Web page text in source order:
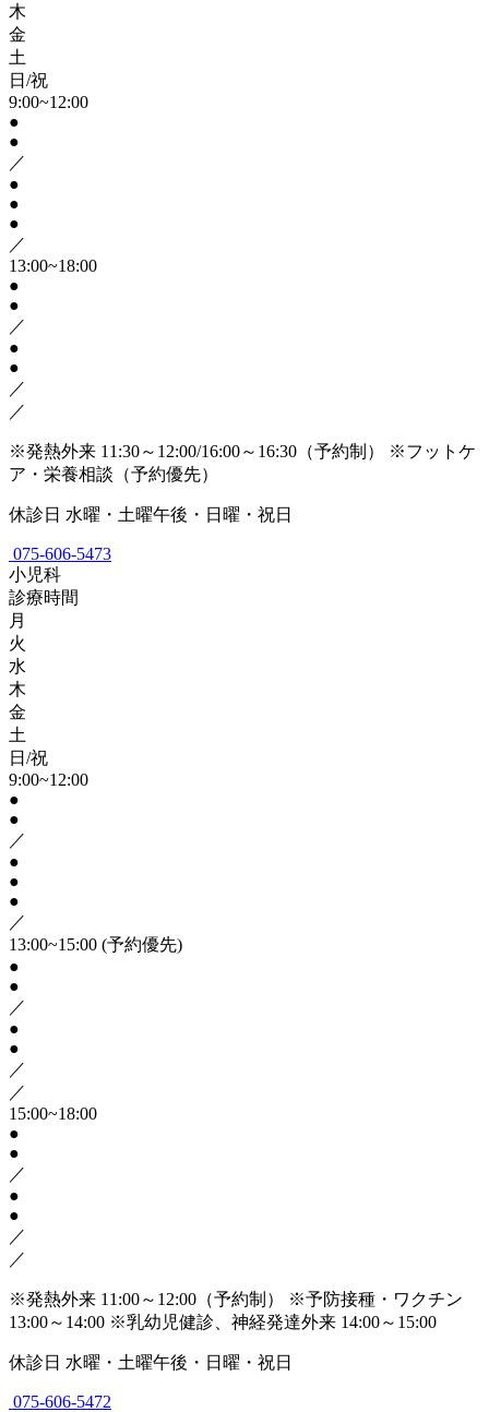
木
金
土
日/祝
9:00~12:00
●
●
／
●
●
●
／
13:00~18:00
●
●
／
●
●
／
／
※発熱外来 11:30～12:00/16:00～16:30（予約制）
※フットケ
ア・栄養相談（予約優先）
休診日 水曜・土曜午後・日曜・祝日
075-606-5473
小児科
診療時間
月
火
水
木
金
土
日/祝
9:00~12:00
●
●
／
●
●
●
／
13:00~15:00 (予約優先)
●
●
／
●
●
／
／
15:00~18:00
●
●
／
●
●
／
／
※発熱外来 11:00～12:00（予約制）
※予防接種・ワクチン
13:00～14:00 ※乳幼児健診、神経発達外来 14:00～15:00
休診日 水曜・土曜午後・日曜・祝日
075-606-5472